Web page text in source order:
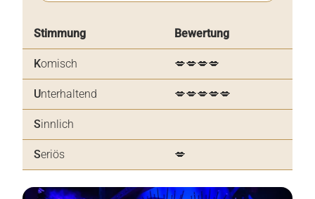
Stimmung Bewertung
Komisch 💋💋💋💋
Unterhaltend 💋💋💋💋💋
Sinnlich
Seriös 💋